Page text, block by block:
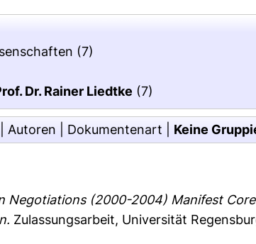
(7)
Dr. Rainer Liedtke (7)
Autoren Dokumentenart Keine
Negotiations (2000-2004) Manifest
Zulassungsarbeit, Universität